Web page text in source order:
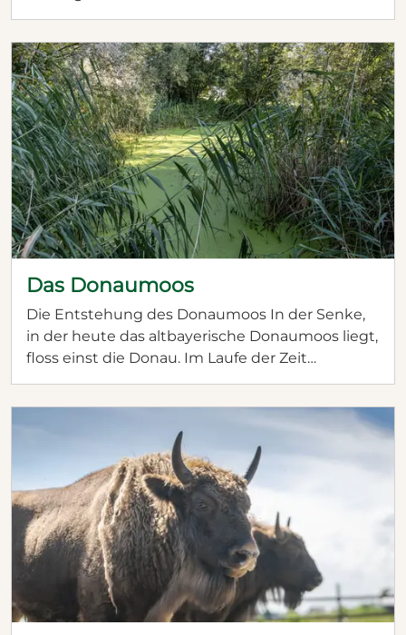
sich das Leben im Moos nach dem Ersten
Weltkrieg verändert hat - der Bauernhof
präsentiert sich im Zustand von 1923. Lassen Sie
sich überraschen von der bunten
Wandgestaltung und erfahren Sie spannende
Details über das Sozialleben im frühen 20.
Jahrhundert.
Das Donaumoos
Die Entstehung des Donaumoos In der Senke,
in der heute das altbayerische Donaumoos liegt,
floss einst die Donau. Im Laufe der Zeit
Kiesablagerungen. Dadurch konnte das Wasser
nach der letzten Eiszeit vor ca. 10.000 Jahren
nicht mehr zur Donau hin abfließen und staute
sich. Abgestorbene Pflanzen lagen nun unter
Wasser und zersetzten sich durch mangelnden
Sauerstoff nur noch teilweise: Torf entstand. Mit
einem Wachstum von ca. einem Millimeter pro
Jahr bildeten sich an manchen Stellen des
Donaumoos Torfschichten von bis zu zehn
Metern.